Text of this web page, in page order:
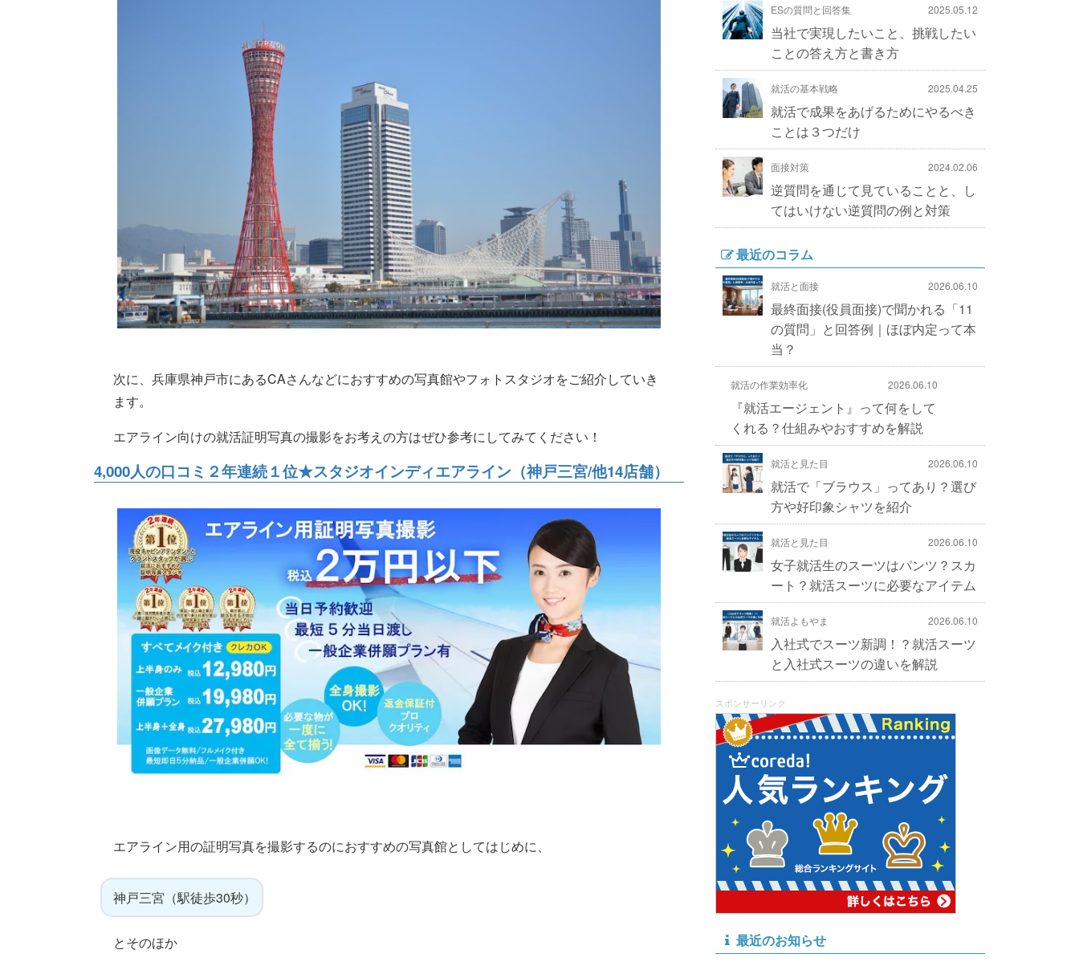
次に、兵庫県神戸市にあるCAさんなどにおすすめの写真館やフォトスタジオをご紹介していき
ます。
エアライン向けの就活証明写真の撮影をお考えの方はぜひ参考にしてみてください！
4,000人の口コミ２年連続１位★スタジオインディエアライン（神戸三宮/他14店舗）
エアライン用の証明写真を撮影するのにおすすめの写真館としてはじめに、
神戸三宮（駅徒歩30秒）
とそのほか
ESの質問と回答集 2025.05.12
当社で実現したいこと、挑戦したい
ことの答え方と書き方
就活の基本戦略 2025.04.25
就活で成果をあげるためにやるべき
ことは３つだけ
面接対策 2024.02.06
逆質問を通じて見ていることと、し
てはいけない逆質問の例と対策
最近のコラム
就活と面接 2026.06.10
最終面接(役員面接)で聞かれる「11
の質問」と回答例｜ほぼ内定って本
当？
就活の作業効率化 2026.06.10
『就活エージェント』って何をして
くれる？仕組みやおすすめを解説
就活と見た目 2026.06.10
就活で「ブラウス」ってあり？選び
方や好印象シャツを紹介
就活と見た目 2026.06.10
女子就活生のスーツはパンツ？スカ
ート？就活スーツに必要なアイテム
就活よもやま 2026.06.10
入社式でスーツ新調！？就活スーツ
と入社式スーツの違いを解説
スポンサーリンク
最近のお知らせ